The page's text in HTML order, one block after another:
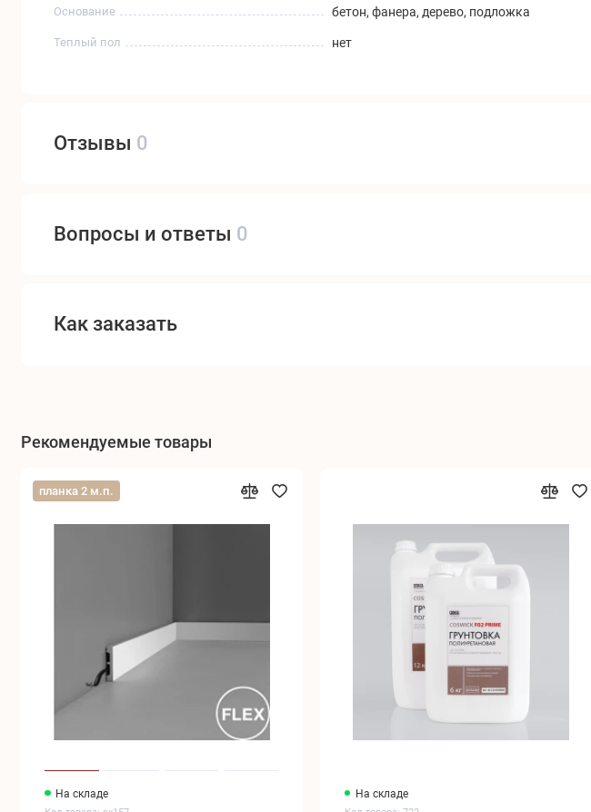
Основание бетон, фанера, дерево, подложка
Теплый пол нет
Отзывы 0
Вопросы и ответы 0
Как заказать
Рекомендуемые товары
планка 2 м.п.
На складе На складе